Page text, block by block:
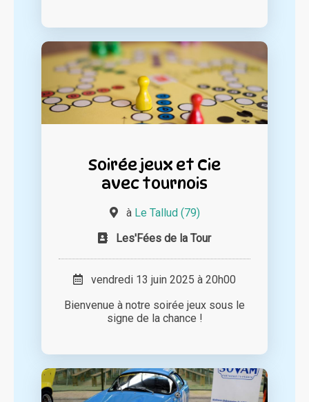
Soirée jeux et Cie
avec tournois
à Le Tallud (79)
Les'Fées de la Tour
vendredi 13 juin 2025 à 20h00
Bienvenue à notre soirée jeux sous le
signe de la chance !